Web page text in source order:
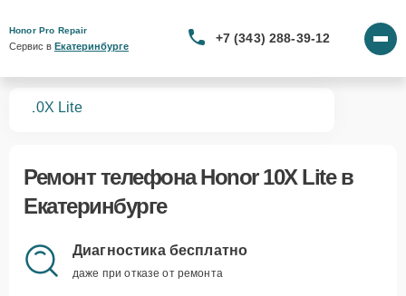
Honor Pro Repair
Сервис в Екатеринбурге
+7 (343) 288-39-12
10X Lite
Ремонттелефона Honor 10X Liteв
Екатеринбурге
Диагностика бесплатно
даже при отказе от ремонта